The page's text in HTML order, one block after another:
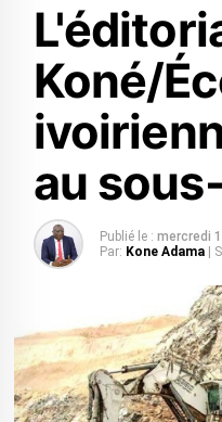
Koné/
au
Publié le : mercredi
Par: Kone Adama |